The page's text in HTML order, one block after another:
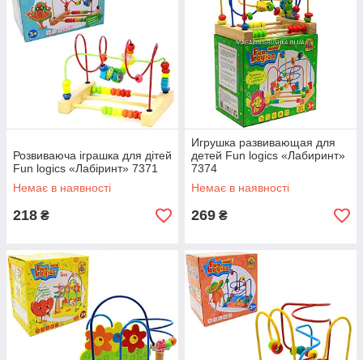
Розвиваюча іграшка для дітей
Fun logics «Лабіринт» 7371
Немає в наявності
218 ₴
Игрушка развивающая для
детей Fun logics «Лабиринт»
7374
Немає в наявності
269 ₴